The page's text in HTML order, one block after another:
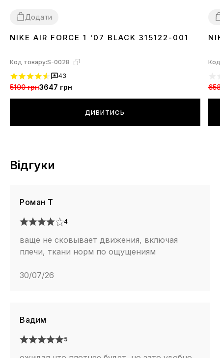
Додати
3637 38 39 40414243 44 45 46
NIKE AIR FORCE 1 '07 BLACK 315122-001
Код товару:S-0028
43
5100 грн3647 грн
ДИВИТИСЬ
Відгуки
Роман Т
4
ваще не сковывает движения, включая
плечи, ткани норм по ощущениям
30/07/26
Вадим
5